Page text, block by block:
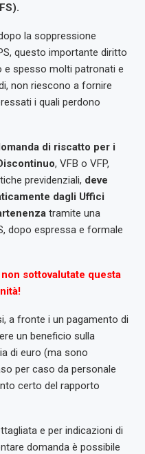
la soppressione
questo importante diritto
spesso molti patronati e
non riescono a fornire
i quali perdono
di riscatto per i
, VFB o VFP,
previdenziali, deve
dagli Uffici
tramite una
dopo espressa e formale
sottovalutate questa
a fronte i un pagamento di
un beneficio sulla
di euro (ma sono
per caso da personale
certo del rapporto
e per indicazioni di
domanda è possibile